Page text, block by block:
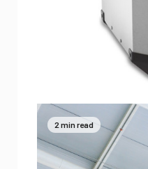
2 min read